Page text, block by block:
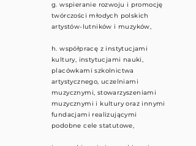
g. wspieranie rozwoju i promocję
twórczości młodych polskich
artystów-lutników i muzyków,
h. współpracę z instytucjami
kultury, instytucjami nauki,
placówkami szkolnictwa
artystycznego, uczelniami
muzycznymi, stowarzyszeniami
muzycznymi i kultury oraz innymi
fundacjami realizującymi
podobne cele statutowe,